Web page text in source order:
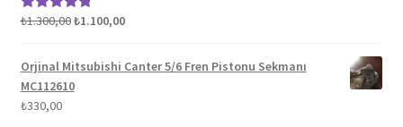
5 üzerinden
₺1.300,00Orijinal
₺1.300,00.
₺1.100,00Şu
fiyat:
Orjinal Mitsubishi Canter 5/6 Fren Pistonu Sekmanı
MC112610
₺330,00